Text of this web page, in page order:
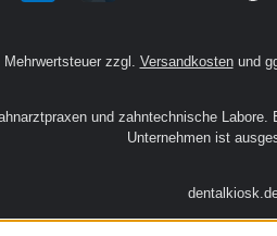
zzgl. Versandkostenund
und zahntechnische
Unternehmen ist